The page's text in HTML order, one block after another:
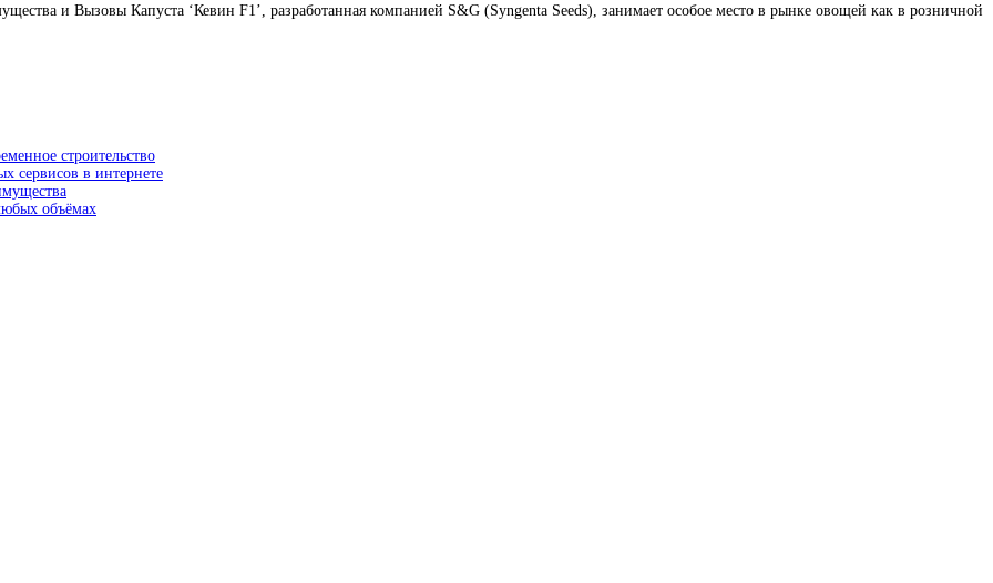
и Вызовы Капуста ‘Кевин F1’, разработанная компанией S&G (Syngenta Seeds), занимает особое место в рынке овощей как в розничной
строительство
сервисов в интернете
объёмах